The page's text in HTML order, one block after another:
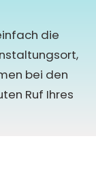
die
bei den
Ruf Ihres